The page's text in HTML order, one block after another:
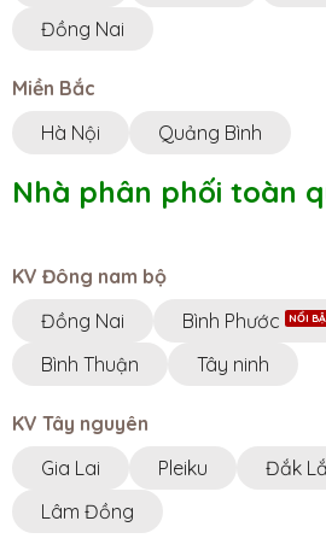
Đồng Nai
Miền Bắc
Hà Nội
Quảng Bình
Nhà phân phối toàn
KV Đông nam bộ
Đồng Nai
Bình Phước
Bình Thuận
Tây ninh
KV Tây nguyên
Gia Lai
Pleiku
Đắk
Lâm Đồng